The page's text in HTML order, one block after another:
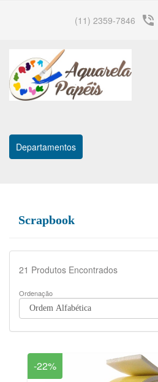
(11) 2359-7846 phone_in_talk
Departamentos
Scrapbook
21 Produtos Encontrados
Ordenação
-22%